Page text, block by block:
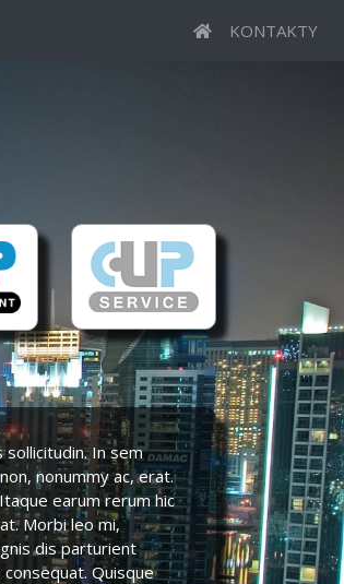
KONTAKTY
In sem
nonummy ac, erat.
earum rerum hic
Morbi leo mi,
dis parturient
Quisque